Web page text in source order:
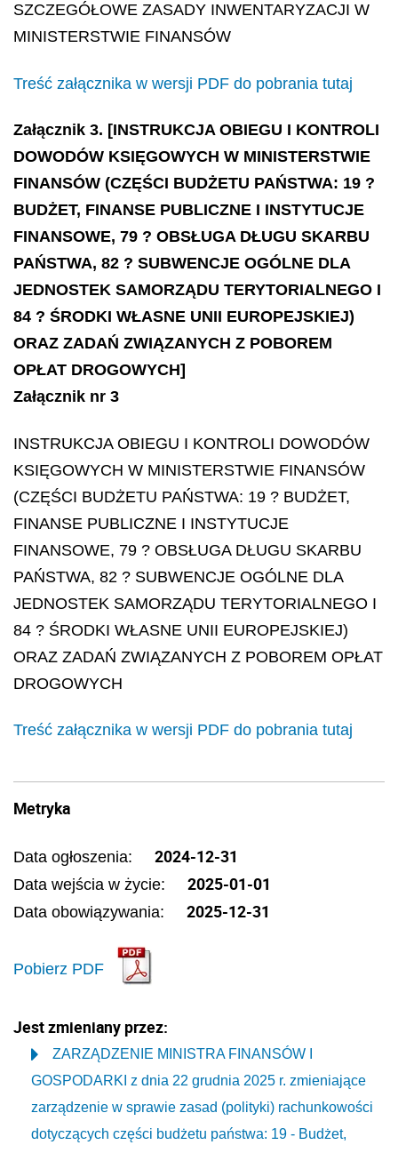
SZCZEGÓŁOWE ZASADY INWENTARYZACJI W
MINISTERSTWIE FINANSÓW
Treść załącznika w wersji PDF do pobrania tutaj
Załącznik 3. [INSTRUKCJA OBIEGU I KONTROLI
DOWODÓW KSIĘGOWYCH W MINISTERSTWIE
FINANSÓW (CZĘŚCI BUDŻETU PAŃSTWA: 19 ?
BUDŻET, FINANSE PUBLICZNE I INSTYTUCJE
FINANSOWE, 79 ? OBSŁUGA DŁUGU SKARBU
PAŃSTWA, 82 ? SUBWENCJE OGÓLNE DLA
JEDNOSTEK SAMORZĄDU TERYTORIALNEGO I
84 ? ŚRODKI WŁASNE UNII EUROPEJSKIEJ)
ORAZ ZADAŃ ZWIĄZANYCH Z POBOREM
OPŁAT DROGOWYCH]
Załącznik nr 3
INSTRUKCJA OBIEGU I KONTROLI DOWODÓW
KSIĘGOWYCH W MINISTERSTWIE FINANSÓW
(CZĘŚCI BUDŻETU PAŃSTWA: 19 ? BUDŻET,
FINANSE PUBLICZNE I INSTYTUCJE
FINANSOWE, 79 ? OBSŁUGA DŁUGU SKARBU
PAŃSTWA, 82 ? SUBWENCJE OGÓLNE DLA
JEDNOSTEK SAMORZĄDU TERYTORIALNEGO I
84 ? ŚRODKI WŁASNE UNII EUROPEJSKIEJ)
ORAZ ZADAŃ ZWIĄZANYCH Z POBOREM OPŁAT
DROGOWYCH
Treść załącznika w wersji PDF do pobrania tutaj
Metryka
Data ogłoszenia: 2024-12-31
Data wejścia w życie: 2025-01-01
Data obowiązywania: 2025-12-31
Pobierz PDF
Jest zmieniany przez:
ZARZĄDZENIE MINISTRA FINANSÓW I
GOSPODARKI z dnia 22 grudnia 2025 r. zmieniające
zarządzenie w sprawie zasad (polityki) rachunkowości
dotyczących części budżetu państwa: 19 - Budżet,